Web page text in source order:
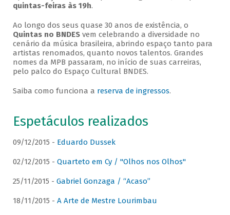
quintas-feiras às 19h.
Ao longo dos seus quase 30 anos de existência, o
Quintas no BNDESvem celebrando a diversidade no
cenário da música brasileira, abrindo espaço tanto para
artistas renomados, quanto novos talentos. Grandes
nomes da MPB passaram, no início de suas carreiras,
pelo palco do Espaço Cultural BNDES.
Saiba como funciona a reserva de ingressos.
Espetáculos realizados
09/12/2015 - Eduardo Dussek
02/12/2015 - Quarteto em Cy / "Olhos nos Olhos"
25/11/2015 - Gabriel Gonzaga / “Acaso”
18/11/2015 - A Arte de Mestre Lourimbau